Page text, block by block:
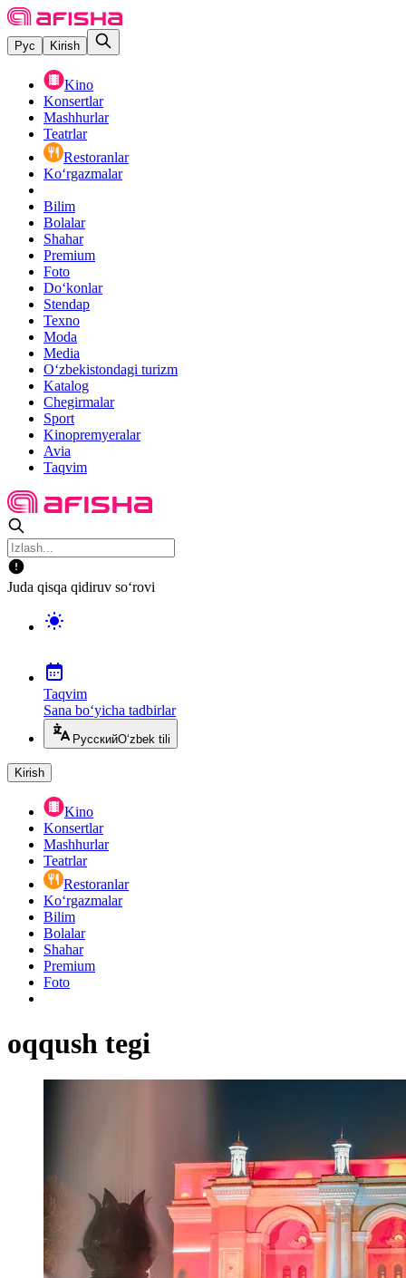
Рус Kirish
Kino
Konsertlar
Mashhurlar
Teatrlar
Restoranlar
Ko‘rgazmalar
Bilim
Bolalar
Shahar
Premium
Foto
Do‘konlar
Stendap
Texno
Moda
Media
O‘zbekistondagi turizm
Katalog
Chegirmalar
Sport
Kinopremyeralar
Avia
Taqvim
Juda qisqa qidiruv so‘rovi
Taqvim
Sana bo‘yicha tadbirlar
РусскийO‘zbek tili
Kirish
Kino
Konsertlar
Mashhurlar
Teatrlar
Restoranlar
Ko‘rgazmalar
Bilim
Bolalar
Shahar
Premium
Foto
oqqush tegi